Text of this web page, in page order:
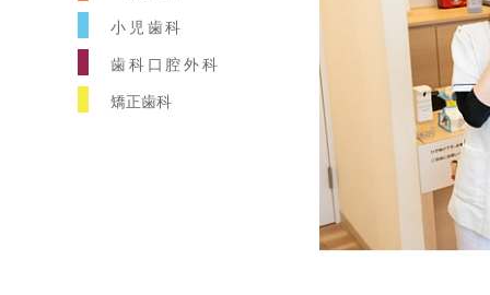
小児歯科
歯科口腔外科
矯正歯科